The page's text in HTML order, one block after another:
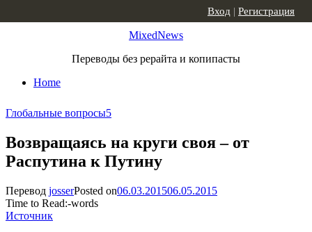
MixedNews
Переводы без рерайта и копипасты
Home
Вход | Регистрация
Глобальные вопросы5
Возвращаясь на круги своя – от
Распутина к Путину
Перевод josserPosted on06.03.201506.05.2015
Time to Read:-words
Источник